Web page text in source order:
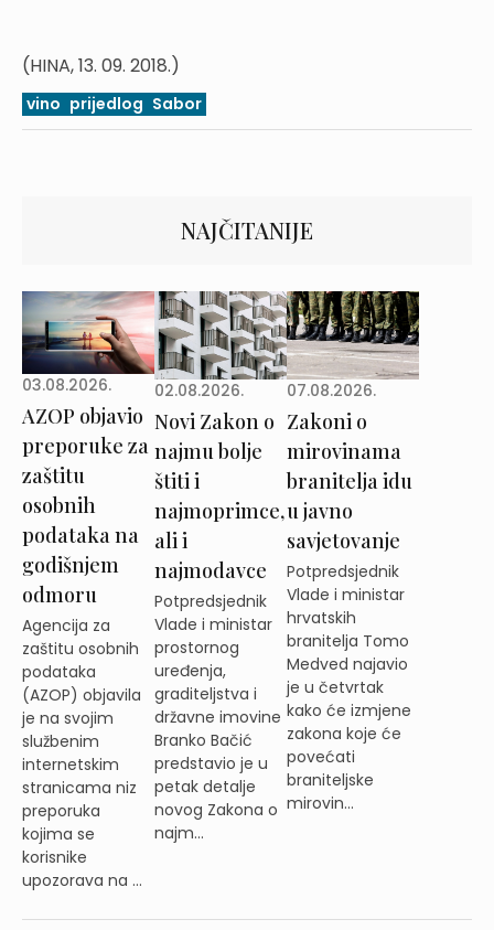
(HINA, 13. 09. 2018.)
vino prijedlog Sabor
NAJČITANIJE
03.08.2026.
AZOP objavio
preporuke za
zaštitu
osobnih
podataka na
godišnjem
odmoru
Agencija za
zaštitu osobnih
podataka
(AZOP) objavila
je na svojim
službenim
internetskim
stranicama niz
preporuka
kojima se
korisnike
upozorava na ...
02.08.2026.
Novi Zakon o
najmu bolje
štiti i
najmoprimce,
ali i
najmodavce
Potpredsjednik
Vlade i ministar
prostornog
uređenja,
graditeljstva i
državne imovine
Branko Bačić
predstavio je u
petak detalje
novog Zakona o
najm...
07.08.2026.
Zakoni o
mirovinama
branitelja idu
u javno
savjetovanje
Potpredsjednik
Vlade i ministar
hrvatskih
branitelja Tomo
Medved najavio
je u četvrtak
kako će izmjene
zakona koje će
povećati
braniteljske
mirovin...